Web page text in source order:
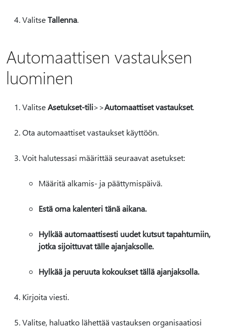
ValitseTallenna.
Automaattisen vastauksen
luominen
ValitseAsetukset-tili>>Automaattiset vastaukset.
Ota automaattiset vastaukset käyttöön.
Voit halutessasi määrittää seuraavat asetukset:
Määritä alkamis- ja päättymispäivä.
Estä oma kalenteri tänä aikana.
Hylkää automaattisesti uudet kutsut tapahtumiin,
jotka sijoittuvat tälle ajanjaksolle.
Hylkää ja peruuta kokoukset tällä ajanjaksolla.
Kirjoita viesti.
Valitse, haluatko lähettää vastauksen organisaatiosi